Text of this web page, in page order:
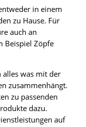
in einem
zu Hause. Für
auch an
Beispiel Zöpfe
alles was mit der
zusammenhängt.
zu passenden
dazu.
auf